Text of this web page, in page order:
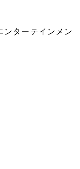
ンターテインメン